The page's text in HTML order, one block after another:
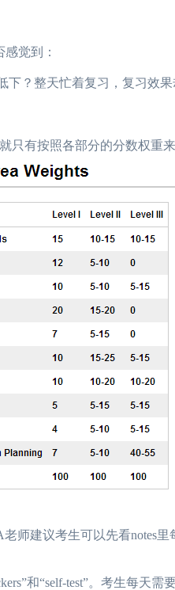
觉到：
？整天忙着复习，复习效果
有按照各部分的分数权重来
建议考生可以先看notes里
和“self-test”。考生每天需